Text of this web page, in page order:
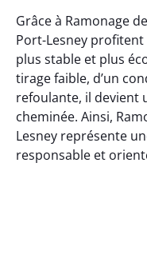
Grâce à Ramonage
Port-Lesney
plus stable et plus
tirage faible, d’un
refoulante, il devient
cheminée. Ainsi,
Lesney représente
responsable et